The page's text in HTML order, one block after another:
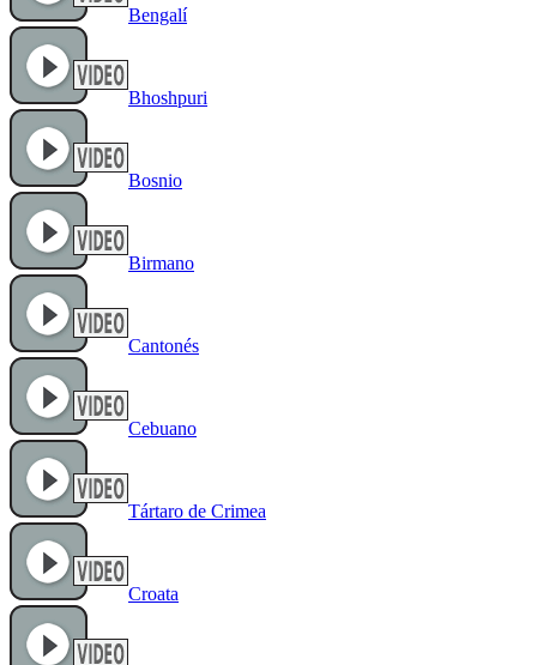
Bengalí
Bhoshpuri
Bosnio
Birmano
Cantonés
Cebuano
Tártaro de Crimea
Croata